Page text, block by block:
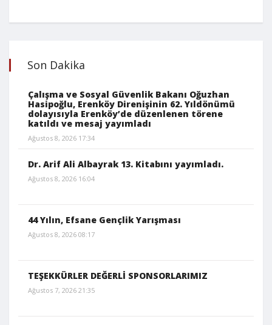
Son Dakika
Çalışma ve Sosyal Güvenlik Bakanı Oğuzhan
Hasipoğlu, Erenköy Direnişinin 62. Yıldönümü
dolayısıyla Erenköy’de düzenlenen törene
katıldı ve mesaj yayımladı
Ağustos 8, 2026 17:34
Dr. Arif Ali Albayrak 13. Kitabını yayımladı.
Ağustos 8, 2026 16:04
44 Yılın, Efsane Gençlik Yarışması
Ağustos 8, 2026 08:17
TEŞEKKÜRLER DEĞERLİ SPONSORLARIMIZ
Ağustos 7, 2026 21:35